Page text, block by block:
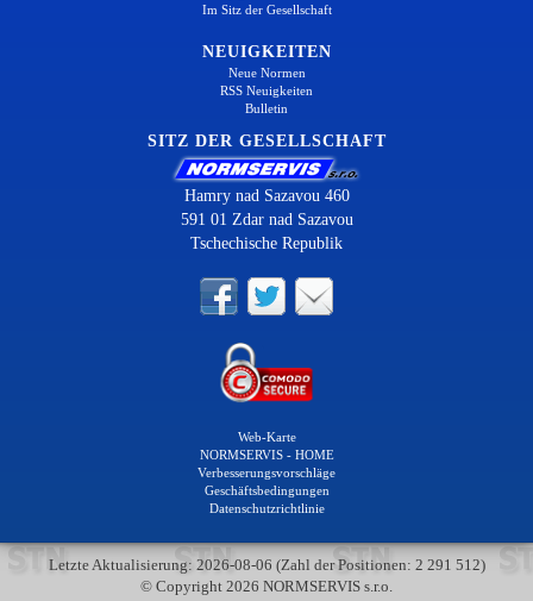
Im Sitz der Gesellschaft
NEUIGKEITEN
Neue Normen
RSS Neuigkeiten
Bulletin
SITZ DER GESELLSCHAFT
Hamry nad Sazavou 460
591 01 Zdar nad Sazavou
Tschechische Republik
Web-Karte
NORMSERVIS - HOME
Verbesserungsvorschläge
Geschäftsbedingungen
Datenschutzrichtlinie
Letzte Aktualisierung: 2026-08-06 (Zahl der Positionen: 2 291 512)
© Copyright 2026 NORMSERVIS s.r.o.